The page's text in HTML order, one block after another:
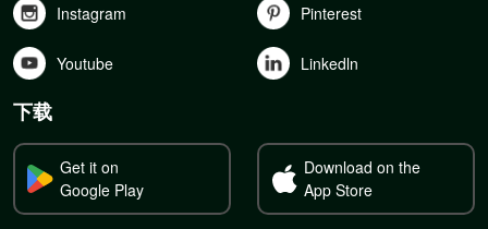
Instagram Pinterest
Youtube Linkedln
下载
Get it on
Google Play
Download on the
App Store